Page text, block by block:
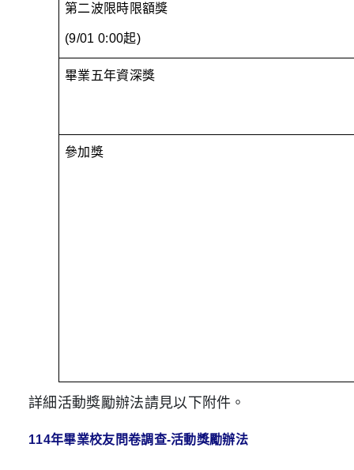
第二波限時限額獎
(9/01 0:00起)
畢業五年資深獎
參加獎
詳細活動獎勵辦法請見以下附件。
114年畢業校友問卷調查-活動獎勵辦法